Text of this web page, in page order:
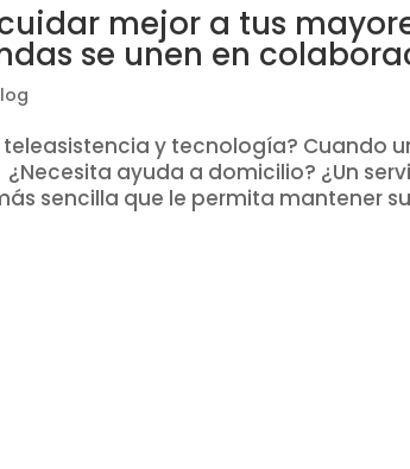
mejor a tus
se unen en
y tecnología? Cuando
ayuda a domicilio? ¿Un
sencilla que le permita mantener